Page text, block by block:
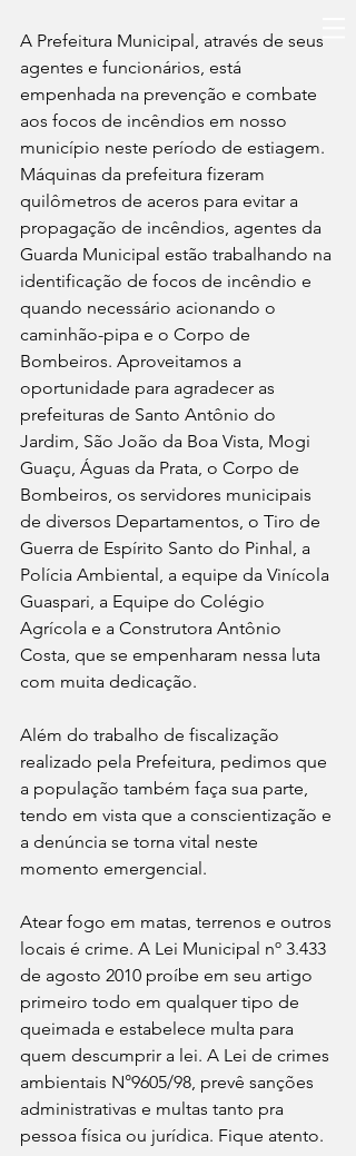
A Prefeitura Municipal, através de seus
agentes e funcionários, está
empenhada na prevenção e combate
aos focos de incêndios em nosso
município neste período de estiagem.
Máquinas da prefeitura fizeram
quilômetros de aceros para evitar a
propagação de incêndios, agentes da
Guarda Municipal estão trabalhando na
identificação de focos de incêndio e
quando necessário acionando o
caminhão-pipa e o Corpo de
Bombeiros. Aproveitamos a
oportunidade para agradecer as
prefeituras de Santo Antônio do
Jardim, São João da Boa Vista, Mogi
Guaçu, Águas da Prata, o Corpo de
Bombeiros, os servidores municipais
de diversos Departamentos, o Tiro de
Guerra de Espírito Santo do Pinhal, a
Polícia Ambiental, a equipe da Vinícola
Guaspari, a Equipe do Colégio
Agrícola e a Construtora Antônio
Costa, que se empenharam nessa luta
com muita dedicação.
Além do trabalho de fiscalização
realizado pela Prefeitura, pedimos que
a população também faça sua parte,
tendo em vista que a conscientização e
a denúncia se torna vital neste
momento emergencial.
Atear fogo em matas, terrenos e outros
locais é crime. A Lei Municipal nº 3.433
de agosto 2010 proíbe em seu artigo
primeiro todo em qualquer tipo de
queimada e estabelece multa para
quem descumprir a lei. A Lei de crimes
ambientais N°9605/98, prevê sanções
administrativas e multas tanto pra
pessoa física ou jurídica. Fique atento.